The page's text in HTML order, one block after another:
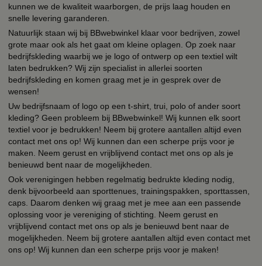
kunnen we de kwaliteit waarborgen, de prijs laag houden en
snelle levering garanderen.
Natuurlijk staan wij bij BBwebwinkel klaar voor bedrijven, zowel
grote maar ook als het gaat om kleine oplagen. Op zoek naar
bedrijfskleding waarbij we je logo of ontwerp op een textiel wilt
laten bedrukken? Wij zijn specialist in allerlei soorten
bedrijfskleding en komen graag met je in gesprek over de
wensen!
Uw bedrijfsnaam of logo op een t-shirt, trui, polo of ander soort
kleding? Geen probleem bij BBwebwinkel! Wij kunnen elk soort
textiel voor je bedrukken! Neem bij grotere aantallen altijd even
contact met ons op! Wij kunnen dan een scherpe prijs voor je
maken. Neem gerust en vrijblijvend contact met ons op als je
benieuwd bent naar de mogelijkheden.
Ook verenigingen hebben regelmatig bedrukte kleding nodig,
denk bijvoorbeeld aan sporttenues, trainingspakken, sporttassen,
caps. Daarom denken wij graag met je mee aan een passende
oplossing voor je vereniging of stichting. Neem gerust en
vrijblijvend contact met ons op als je benieuwd bent naar de
mogelijkheden. Neem bij grotere aantallen altijd even contact met
ons op! Wij kunnen dan een scherpe prijs voor je maken!